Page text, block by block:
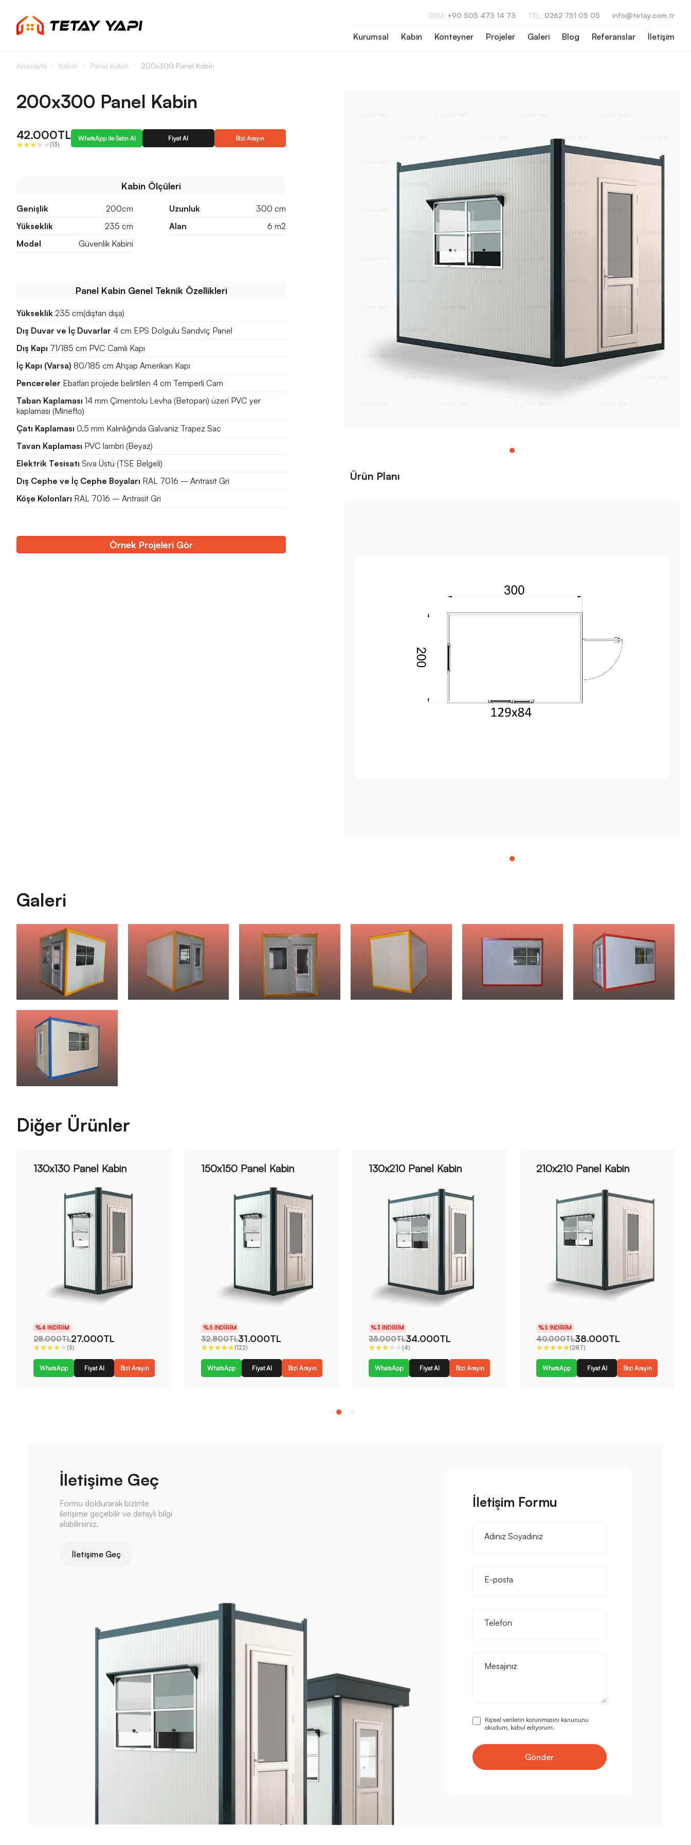
GSM: +90 505 473 14 73 TEL: 0262 751 05 05 info@tetay.com.tr
Kurumsal Kabin Konteyner Projeler Galeri Blog Referanslar İletişim
Anasayfa Kabin Panel Kabin 200x300 Panel Kabin
200x300 Panel Kabin
42.000TL
(13)
WhatsApp ile Satın Al Fiyat Al Bizi Arayın
Kabin Ölçüleri
Genişlik 200cm Uzunluk
300 cm
Yükseklik
235 cm Alan
6 m2
Model
Güvenlik Kabini
Panel Kabin Genel Teknik Özellikleri
Yükseklik 235 cm(dıştan dışa)
Dış Duvar ve İç Duvarlar 4 cm EPS Dolgulu Sandviç Panel
Dış Kapı 71/185 cm PVC Camlı Kapı
İç Kapı (Varsa) 80/185 cm Ahşap Amerikan Kapı
Pencereler Ebatları projede belirtilen 4 cm Temperli Cam
Taban Kaplaması 14 mm Çimentolu Levha (Betopan) üzeri PVC yer
kaplaması (Mineflo)
Çatı Kaplaması 0,5 mm Kalınlığında Galvaniz Trapez Sac
Tavan Kaplaması PVC lambri (Beyaz)
Elektrik Tesisatı Sıva Üstü (TSE Belgeli)
Dış Cephe ve İç Cephe Boyaları RAL 7016 – Antrasit Gri
Köşe Kolonları RAL 7016 – Antrasit Gri
Örnek Projeleri Gör
Ürün Planı
Galeri
Diğer Ürünler
130x130 Panel Kabin
%4 INDIRIM
28.000TL27.000TL
(5)
WhatsApp Fiyat Al Bizi Arayın
150x150 Panel Kabin
%5 INDIRIM
32.800TL31.000TL
(122)
WhatsApp Fiyat Al Bizi Arayın
130x210 Panel Kabin
%3 INDIRIM
35.000TL34.000TL
(4)
WhatsApp Fiyat Al Bizi Arayın
210x210 Panel Kabin
%5 INDIRIM
40.000TL38.000TL
(287)
WhatsApp Fiyat Al Bizi Arayın
İletişime Geç
Formu doldurarak bizimle
iletişime geçebilir ve detaylı bilgi
alabilirsiniz.
İletişime Geç
İletişim Formu
Adınız Soyadınız
E-posta
Telefon
Mesajınız
Kişisel verilerin korunmasını kanununu
okudum, kabul ediyorum.
Gönder